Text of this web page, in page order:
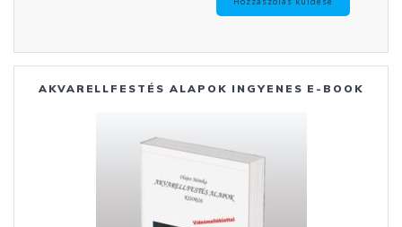
AKVARELLFESTÉS ALAPOK INGYENES E-BOOK